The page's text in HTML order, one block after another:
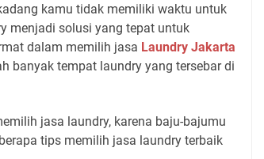
kamu tidak memiliki waktu untuk
menjadi solusi yang tepat untuk
dalam memilih jasa Laundry Jakarta
banyak tempat laundry yang tersebar di
jasa laundry, karena baju-bajumu
tips memilih jasa laundry terbaik